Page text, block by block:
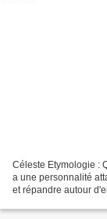
Céleste Etymologie :
a une personnalité
et répandre autour